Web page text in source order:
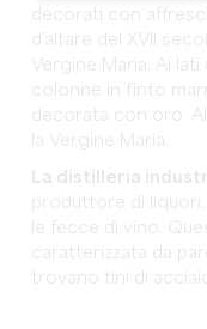
decorati con
d'altare del XVII
Vergine Maria. Ai
colonne in finto
decorata con oro.
la Vergine Maria.
La distilleria
produttore di liquori,
le fecce di vino.
caratterizzata da
trovano tini di